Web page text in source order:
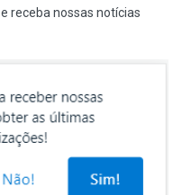
e receba nossas notícias